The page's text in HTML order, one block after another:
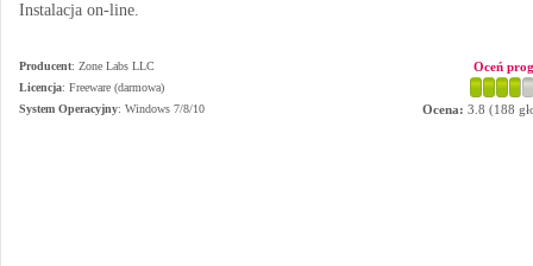
Instalacja on-line.
Producent: Zone Labs LLC
Licencja: Freeware (darmowa)
System Operacyjny: Windows 7/8/10
Oceń
Ocena: 3.8 (188